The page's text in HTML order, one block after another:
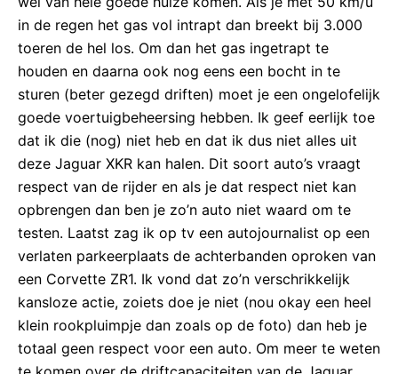
in de regen het gas vol intrapt dan breekt bij 3.000
toeren de hel los. Om dan het gas ingetrapt te
houden en daarna ook nog eens een bocht in te
sturen (beter gezegd driften) moet je een ongelofelijk
goede voertuigbeheersing hebben. Ik geef eerlijk toe
dat ik die (nog) niet heb en dat ik dus niet alles uit
deze Jaguar XKR kan halen. Dit soort auto’s vraagt
respect van de rijder en als je dat respect niet kan
opbrengen dan ben je zo’n auto niet waard om te
testen. Laatst zag ik op tv een autojournalist op een
verlaten parkeerplaats de achterbanden oproken van
een Corvette ZR1. Ik vond dat zo’n verschrikkelijk
kansloze actie, zoiets doe je niet (nou okay een heel
klein rookpluimpje dan zoals op de foto) dan heb je
totaal geen respect voor een auto. Om meer te weten